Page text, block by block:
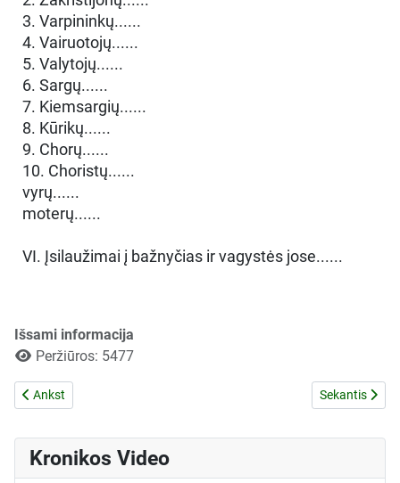
3. Varpininkų......
4. Vairuotojų......
5. Valytojų......
6. Sargų......
7. Kiemsargių......
8. Kūrikų......
9. Chorų......
10. Choristų......
vyrų......
moterų......
VI. Įsilaužimai į bažnyčias ir vagystės jose......
Išsami informacija
Peržiūros: 5477
Ankstesnis straipsnis: Pranešimas apie V.Skuodžio priėmimą į
Ankst Kitas
Sekantis
Kronikos Video